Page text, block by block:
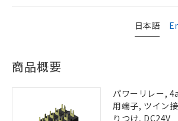
日本語
商品概要
パワーリレー,
用端子, ツイン
りつけ, DC24V